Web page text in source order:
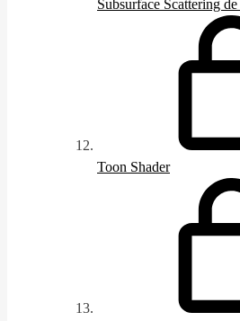
Subsurface Scattering
Toon Shader